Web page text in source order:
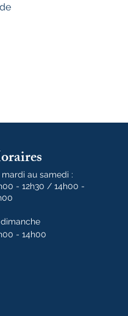
mardi au samedi :
- 12h30 / 14h00 -
- 14h00